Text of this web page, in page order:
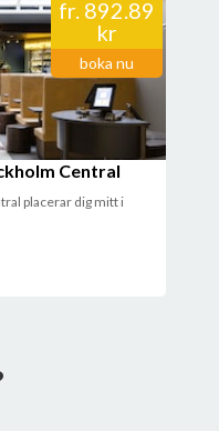
fr. 892.89
kr
boka nu
Central
placerar dig mitt i